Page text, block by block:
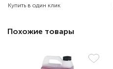
Купить в один клик
Похожие товары